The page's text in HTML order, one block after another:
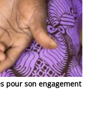
pour son engagement